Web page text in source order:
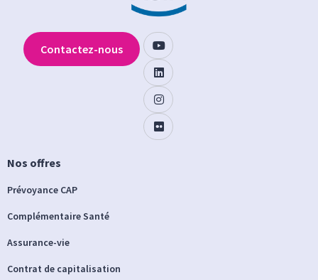
Nos offres
Prévoyance CAP
Complémentaire Santé
Assurance-vie
Contrat de capitalisation
Contactez-nous